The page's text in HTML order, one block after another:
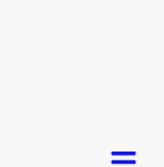
Menu